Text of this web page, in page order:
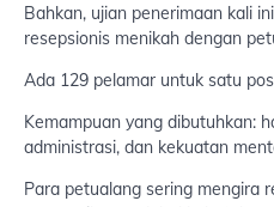
Bahkan, ujian penerimaan kali
resepsionis menikah dengan
Ada 129 pelamar untuk satu
Kemampuan yang dibutuhkan:
administrasi, dan kekuatan
Para petualang sering mengira